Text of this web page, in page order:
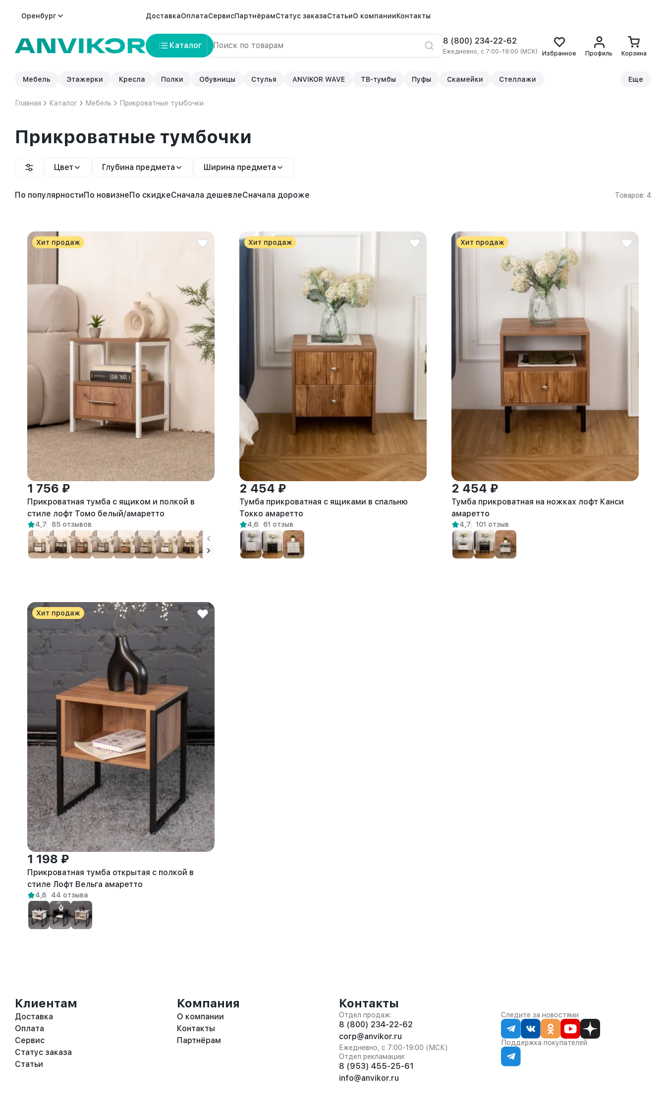
Оренбург ДоставкаОплатаСервисПартнёрамСтатус заказаСтатьиО компанииКонтакты
Каталог 8 (800) 234-22-62
Ежедневно, с 7:00-19:00 (МСК) Избранное Профиль Корзина
Мебель Этажерки Кресла Полки Обувницы Стулья ANVIKOR WAVE ТВ-тумбы Пуфы Скамейки Стеллажи Еще
Главная Каталог Мебель Прикроватные тумбочки
Прикроватные тумбочки
Цвет Глубина предмета Ширина предмета
По популярностиПо новизнеПо скидкеСначала дешевлеСначала дороже Товаров: 4
Хит продаж
1 756 ₽
Прикроватная тумба с ящиком и полкой в
стиле лофт Томо белый/амаретто
4,7 85 отзывов
Хит продаж
2 454 ₽
Тумба прикроватная с ящиками в спальню
Токко амаретто
4,6 61 отзыв
Хит продаж
2 454 ₽
Тумба прикроватная на ножках лофт Канси
амаретто
4,7 101 отзыв
Хит продаж
1 198 ₽
Прикроватная тумба открытая с полкой в
стиле Лофт Вельга амаретто
4,8 44 отзыва
Клиентам
Доставка
Оплата
Сервис
Статус заказа
Статьи
Компания
О компании
Контакты
Партнёрам
Контакты
Отдел продаж:
8 (800) 234-22-62
corp@anvikor.ru
Ежедневно, с 7:00-19:00 (МСК)
Отдел рекламации:
8 (953) 455-25-61
info@anvikor.ru
Следите за новостями
Поддержка покупателей